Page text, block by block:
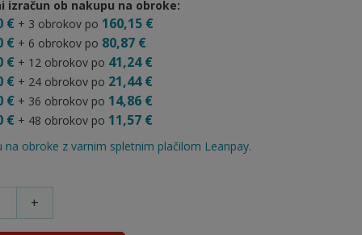
izračun ob nakupu na obroke:
€ + 3 obrokov po 160,15 €
€ + 6 obrokov po 80,87 €
€ + 12 obrokov po 41,24 €
€ + 24 obrokov po 21,44 €
€ + 36 obrokov po 14,86 €
€ + 48 obrokov po 11,57 €
na obroke z varnim spletnim plačilom Leanpay.
+